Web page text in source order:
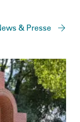
& Presse